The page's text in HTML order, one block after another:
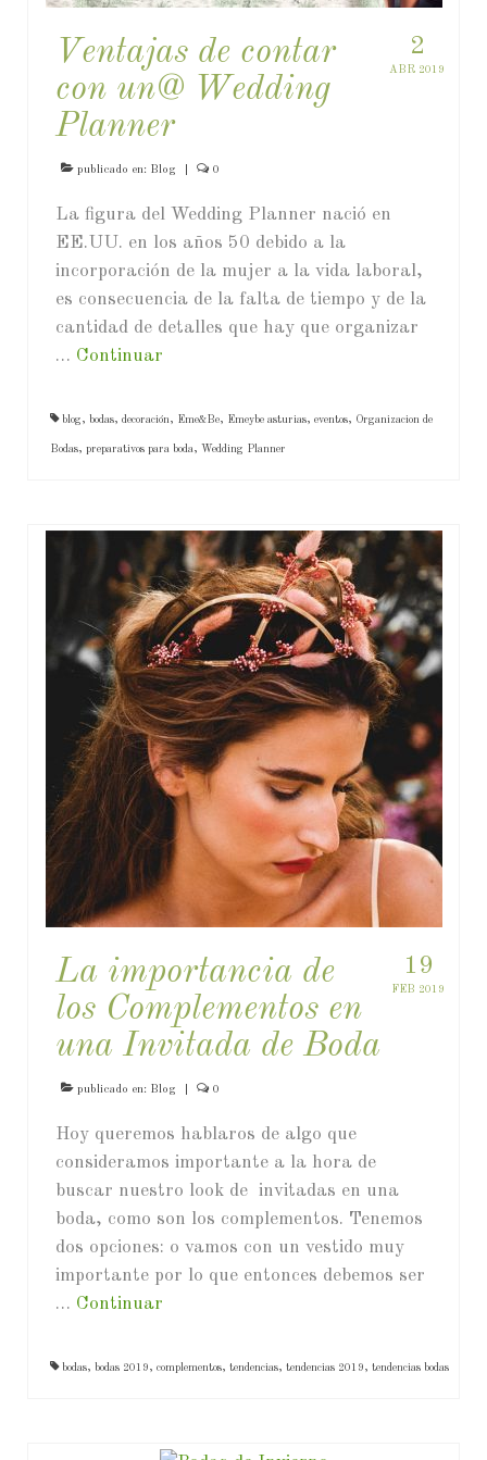
2
ABR 2019
Ventajas de contar
con un@ Wedding
Planner
publicado en: Blog 0
La figura del Wedding Planner nació en
EE.UU. en los años 50 debido a la
incorporación de la mujer a la vida laboral,
es consecuencia de la falta de tiempo y de la
cantidad de detalles que hay que organizar
… Continuar
blog , bodas, decoración, Eme&Be, Emeybe asturias, eventos, Organizacion de
Bodas, preparativos para boda, Wedding Planner
19
FEB 2019
La importancia de
los Complementos en
una Invitada de Boda
publicado en: Blog 0
Hoy queremos hablaros de algo que
consideramos importante a la hora de
buscar nuestro look de invitadas en una
boda, como son los complementos. Tenemos
dos opciones: o vamos con un vestido muy
importante por lo que entonces debemos ser
… Continuar
bodas, bodas 2019 , complementos, tendencias, tendencias 2019 , tendencias bodas